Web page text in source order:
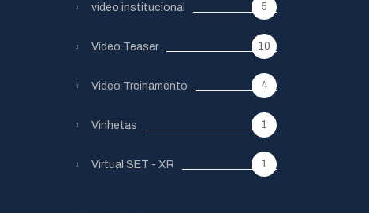
video institucional 5
Vídeo Teaser 10
Video Treinamento 4
Vinhetas 1
Virtual SET - XR 1